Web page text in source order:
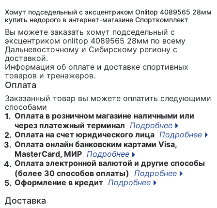
Хомут подседельный с эксцентриком Onlitop 4089565 28мм
купить недорого в интернет-магазине Спорткомплект
Вы можете заказать хомут подседельный с
эксцентриком onlitop 4089565 28мм по всему
Дальневосточному и Сибирскому региону с
доставкой.
Информация об оплате и доставке спортивных
товаров и тренажеров.
Оплата
Заказанный товар вы можете оплатить следующими
способами
1. Оплата в розничном магазине наличными или
через платежный терминал Подробнее
2. Оплата на счет юридического лица Подробнее
3. Оплата онлайн банковским картами Visa,
MasterCard, МИР Подробнее
4. Оплата электронной валютой и другие способы
(более 30 способов оплаты)
Подробнее
5. Оформление в кредит Подробнее
Доставка